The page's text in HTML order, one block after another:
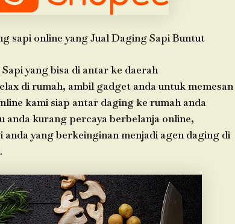
sapi online yang Jual Daging Sapi Buntut
yang bisa di antar ke daerah
di rumah, ambil gadget anda untuk memesan
kami siap antar daging ke rumah anda
kurang percaya berbelanja online,
yang berkeinginan menjadi agen daging di